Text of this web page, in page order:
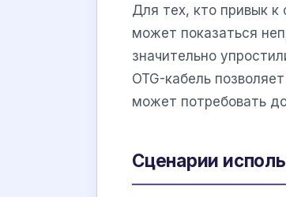
Для тех, кто привык к
может показаться
значительно
OTG-кабель
может потребовать
Сценарии